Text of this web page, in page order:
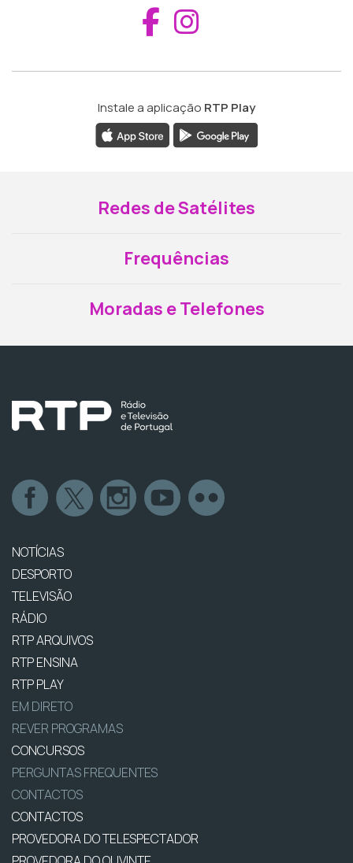
Aceder ao
Instale a aplicação RTP Play
Redes de Satélites
Frequências
Moradas e Telefones
NOTÍCIAS
DESPORTO
TELEVISÃO
RÁDIO
RTP ARQUIVOS
RTP ENSINA
RTP PLAY
EM DIRETO
REVER PROGRAMAS
CONCURSOS
PERGUNTAS FREQUENTES
CONTACTOS
CONTACTOS
PROVEDORA DO TELESPECTADOR